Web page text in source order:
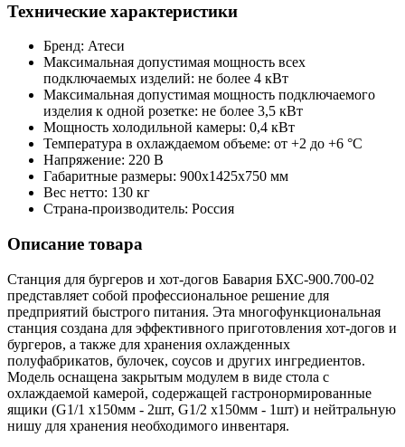
Технические характеристики
Бренд: Атеси
Максимальная допустимая мощность всех
подключаемых изделий: не более 4 кВт
Максимальная допустимая мощность подключаемого
изделия к одной розетке: не более 3,5 кВт
Мощность холодильной камеры: 0,4 кВт
Температура в охлаждаемом объеме: от +2 до +6 °С
Напряжение: 220 В
Габаритные размеры: 900х1425х750 мм
Вес нетто: 130 кг
Страна-производитель: Россия
Описание товара
Станция для бургеров и хот-догов Бавария БХС-900.700-02
представляет собой профессиональное решение для
предприятий быстрого питания. Эта многофункциональная
станция создана для эффективного приготовления хот-догов и
бургеров, а также для хранения охлажденных
полуфабрикатов, булочек, соусов и других ингредиентов.
Модель оснащена закрытым модулем в виде стола с
охлаждаемой камерой, содержащей гастронормированные
ящики (G1/1 х150мм - 2шт, G1/2 х150мм - 1шт) и нейтральную
нишу для хранения необходимого инвентаря.